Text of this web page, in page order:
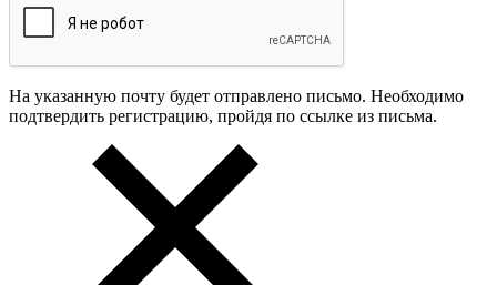
На указанную почту будет отправлено письмо. Необходимо
подтвердить регистрацию, пройдя по ссылке из письма.